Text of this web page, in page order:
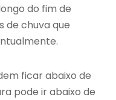
do fim de
de chuva que
ficar abaixo de
pode ir abaixo de